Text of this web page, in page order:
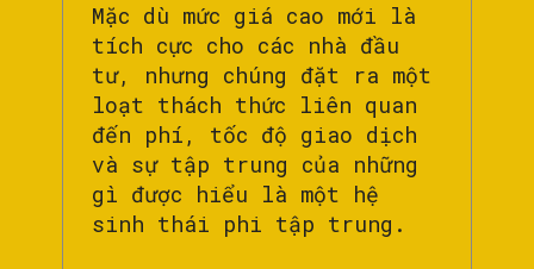
Mặc dù mức giá cao mới là
tích cực cho các nhà đầu
tư, nhưng chúng đặt ra một
loạt thách thức liên quan
đến phí, tốc độ giao dịch
và sự tập trung của những
gì được hiểu là một hệ
sinh thái phi tập trung.